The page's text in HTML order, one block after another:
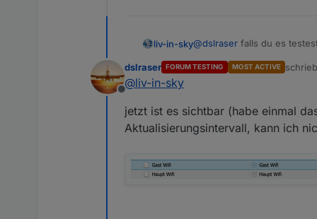
liv-in-sky@dslraser falls du es
gehe jetzt kurz
Offline
dslraser FORUM TESTING MOST ACTIVE
zuletzt
@liv-in-sky
jetzt ist es sichtbar (habe einmal
Aktualisierungsintervall, kann ich